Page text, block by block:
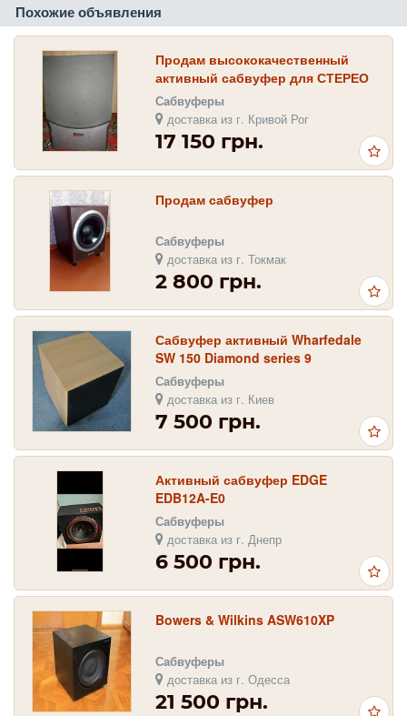
Похожие объявления
Продам высококачественный
активный сабвуфер для СТЕРЕО
и КИНО Dynaudio 20A
Сабвуферы
доставка из г. Кривой Рог
17 150 грн.
Продам сабвуфер
Сабвуферы
доставка из г. Токмак
2 800 грн.
Сабвуфер активный Wharfedale
SW 150 Diamond series 9
Сабвуферы
доставка из г. Киев
7 500 грн.
Активный сабвуфер EDGE
EDB12A-E0
Сабвуферы
доставка из г. Днепр
6 500 грн.
Bowers & Wilkins ASW610XP
Сабвуферы
доставка из г. Одесса
21 500 грн.